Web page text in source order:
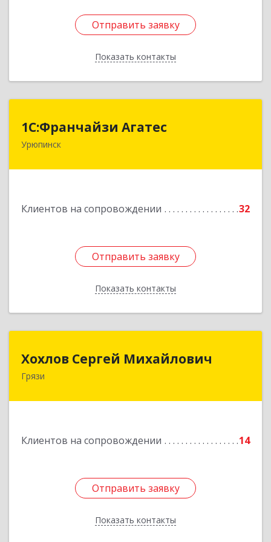
Отправить заявку
Показать контакты
Отправить заявку
Назад
1С:Франчайзи Агатес
Урюпинск
Клиентов на сопровождении 32
Отправить заявку
Показать контакты
403113, Волгоградская обл, Урюпинск г, Ленина
Отправить заявку
Назад
Хохлов Сергей Михайлович
Грязи
Клиентов на сопровождении 14
Отправить заявку
Показать контакты
Хохлов Сергей Михайлович
Отправить заявку
Назад